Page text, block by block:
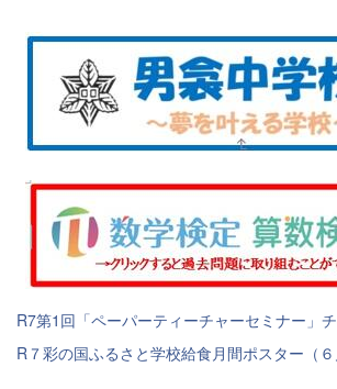
R7第1回「ペーパーティーチャーセミナー」
R７彩の国ふるさと学校給食月間ポスター（